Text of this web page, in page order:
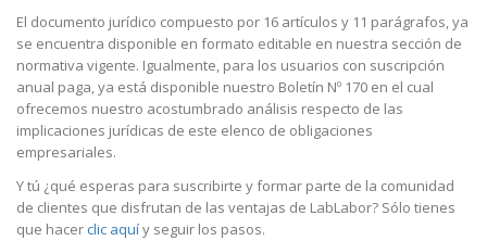
El documento jurídico compuesto por 16 artículos y 11 parágrafos, ya
se encuentra disponible en formato editable en nuestra sección de
normativa vigente. Igualmente, para los usuarios con suscripción
anual paga, ya está disponible nuestro Boletín Nº 170 en el cual
ofrecemos nuestro acostumbrado análisis respecto de las
implicaciones jurídicas de este elenco de obligaciones
empresariales.
Y tú ¿qué esperas para suscribirte y formar parte de la comunidad
de clientes que disfrutan de las ventajas de LabLabor? Sólo tienes
que hacerclic aquíy seguir los pasos.